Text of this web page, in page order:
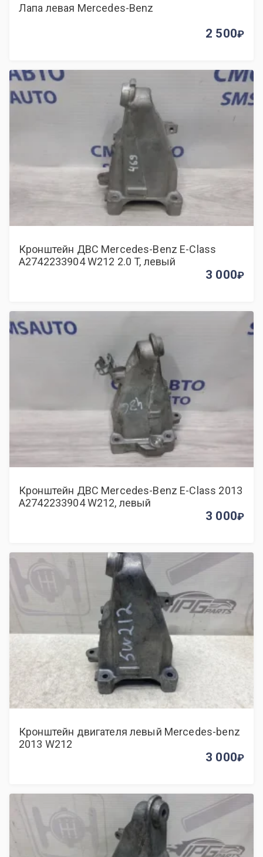
Лапа левая Mercedes-Benz
2 500
Кронштейн ДВС Mercedes-Benz E-Class
A2742233904 W212 2.0 T, левый
3 000
Кронштейн ДВС Mercedes-Benz E-Class 2013
A2742233904 W212, левый
3 000
Кронштейн двигателя левый Mercedes-benz
2013 W212
3 000